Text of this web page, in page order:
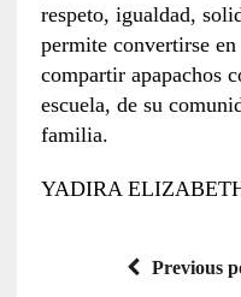
respeto, igualdad,
permite convertirse
compartir apapachos
escuela, de su
familia.
YADIRA
Previous